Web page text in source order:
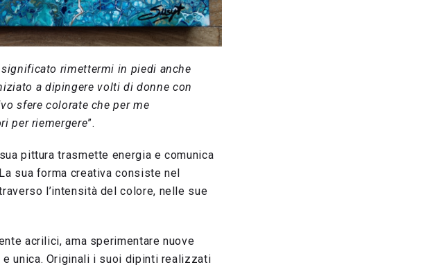
significato rimettermi in piedi anche
a dipingere volti di donne con
sfere colorate che per me
per riemergere”.
pittura trasmette energia e comunica
sua forma creativa consiste nel
l’intensità del colore, nelle sue
acrilici, ama sperimentare nuove
unica. Originali i suoi dipinti realizzati